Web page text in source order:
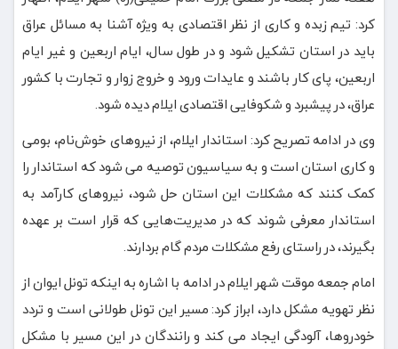
کرد: تیم زبده و کاری از نظر اقتصادی به ویژه آشنا به مسائل عراق
باید در استان تشکیل شود و در طول سال، ایام اربعین و غیر ایام
اربعین، پای کار باشند و عایدات ورود و خروج زوار و تجارت با کشور
عراق، در پیشبرد و شکوفایی اقتصادی ایلام دیده شود.
وی در ادامه تصریح کرد: استاندار ایلام، از نیروهای خوش‌نام، بومی
و کاری استان است و به سیاسیون توصیه می شود که استاندار را
کمک کنند که مشکلات این استان حل شود، نیروهای کارآمد به
استاندار معرفی شوند که در مدیریت‌هایی که قرار است بر عهده
بگیرند، در راستای رفع مشکلات مردم گام بردارند.
امام جمعه موقت شهر ایلام در ادامه با اشاره به اینکه تونل ایوان از
نظر تهویه مشکل دارد، ابراز کرد: مسیر این تونل طولانی است و تردد
خودروها، آلودگی ایجاد می کند و رانندگان در این مسیر با مشکل